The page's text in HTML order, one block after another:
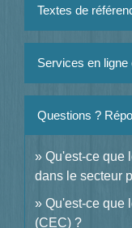
Textes de
Services en ligne
Questions ?
Qu'est-ce que
dans le secteur
Qu'est-ce que
(CEC) ?